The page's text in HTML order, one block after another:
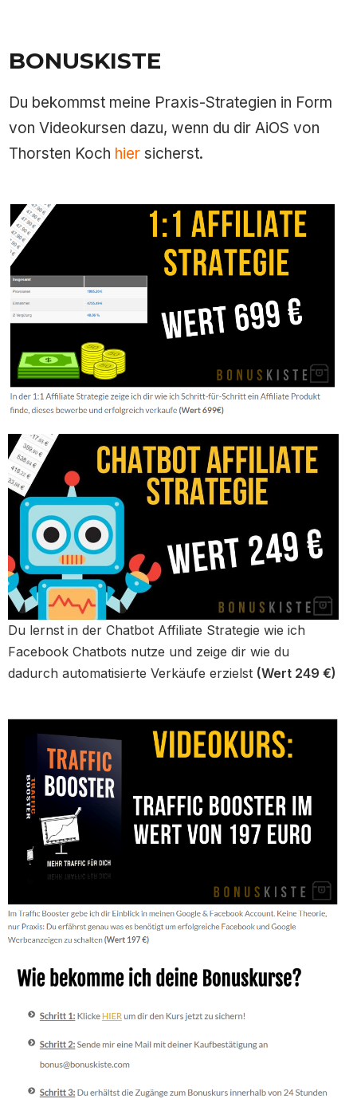
BONUSKISTE
Du bekommst meine Praxis-Strategien in Form
von Videokursen dazu, wenn du dir AiOS von
Thorsten Koch hier sicherst.
Du lernst in der Chatbot Affiliate Strategie wie ich
Facebook Chatbots nutze und zeige dir wie du
dadurch automatisierte Verkäufe erzielst (Wert 249 €)